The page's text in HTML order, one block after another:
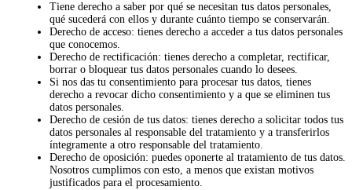
Tiene derecho a saber por qué se necesitan tus datos personales,
qué sucederá con ellos y durante cuánto tiempo se conservarán.
Derecho de acceso: tienes derecho a acceder a tus datos personales
que conocemos.
Derecho de rectificación: tienes derecho a completar, rectificar,
borrar o bloquear tus datos personales cuando lo desees.
Si nos das tu consentimiento para procesar tus datos, tienes
derecho a revocar dicho consentimiento y a que se eliminen tus
datos personales.
Derecho de cesión de tus datos: tienes derecho a solicitar todos tus
datos personales al responsable del tratamiento y a transferirlos
íntegramente a otro responsable del tratamiento.
Derecho de oposición: puedes oponerte al tratamiento de tus datos.
Nosotros cumplimos con esto, a menos que existan motivos
justificados para el procesamiento.